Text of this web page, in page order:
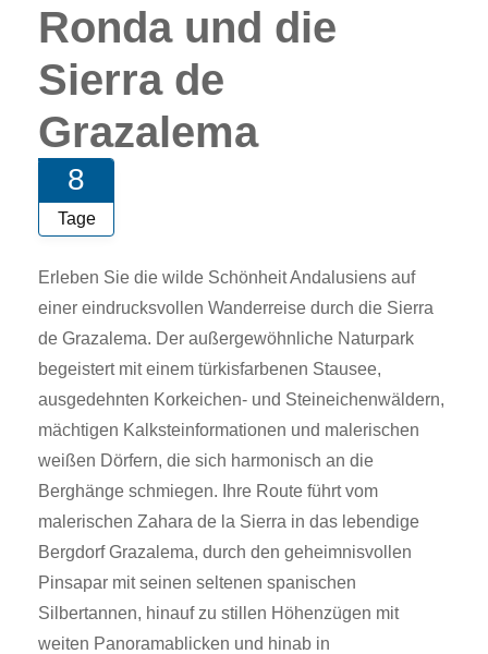
Ronda und die
Sierra de
Grazalema
8
Tage
Erleben Sie die wilde Schönheit Andalusiens auf
einer eindrucksvollen Wanderreise durch die Sierra
de Grazalema. Der außergewöhnliche Naturpark
begeistert mit einem türkisfarbenen Stausee,
ausgedehnten Korkeichen- und Steineichenwäldern,
mächtigen Kalksteinformationen und malerischen
weißen Dörfern, die sich harmonisch an die
Berghänge schmiegen. Ihre Route führt vom
malerischen Zahara de la Sierra in das lebendige
Bergdorf Grazalema, durch den geheimnisvollen
Pinsapar mit seinen seltenen spanischen
Silbertannen, hinauf zu stillen Höhenzügen mit
weiten Panoramablicken und hinab in